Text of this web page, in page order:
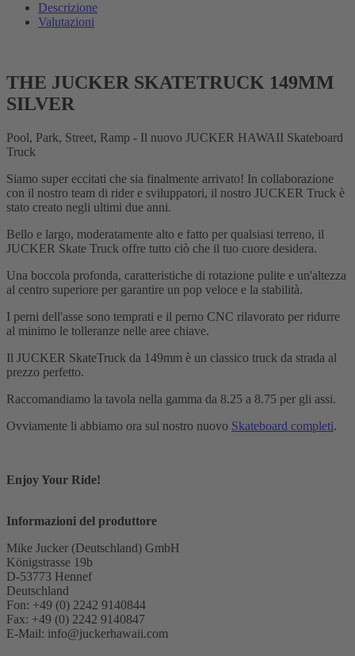
Descrizione
Valutazioni
THE JUCKER SKATETRUCK 149MM
SILVER
Pool, Park, Street, Ramp - Il nuovo JUCKER HAWAII Skateboard
Truck
Siamo super eccitati che sia finalmente arrivato! In collaborazione
con il nostro team di rider e sviluppatori, il nostro JUCKER Truck è
stato creato negli ultimi due anni.
Bello e largo, moderatamente alto e fatto per qualsiasi terreno, il
JUCKER Skate Truck offre tutto ciò che il tuo cuore desidera.
Una boccola profonda, caratteristiche di rotazione pulite e un'altezza
al centro superiore per garantire un pop veloce e la stabilità.
I perni dell'asse sono temprati e il perno CNC rilavorato per ridurre
al minimo le tolleranze nelle aree chiave.
Il JUCKER SkateTruck da 149mm è un classico truck da strada al
prezzo perfetto.
Raccomandiamo la tavola nella gamma da 8.25 a 8.75 per gli assi.
Ovviamente li abbiamo ora sul nostro nuovo Skateboard completi.
Enjoy Your Ride!
Informazioni del produttore
Mike Jucker (Deutschland) GmbH
Königstrasse 19b
D-53773 Hennef
Deutschland
Fon: +49 (0) 2242 9140844
Fax: +49 (0) 2242 9140847
E-Mail: info@juckerhawaii.com